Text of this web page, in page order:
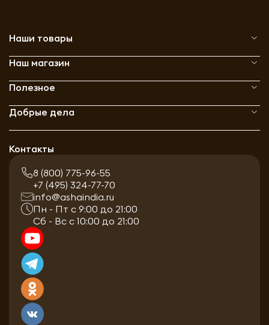
Наши товары
Наш магазин
Полезное
Добрые дела
Контакты
8 (800) 775-96-55
+7 (495) 324-77-70
info@ashaindia.ru
Пн - Пт с 9:00 до 21:00
Сб - Вс с 10:00 до 21:00